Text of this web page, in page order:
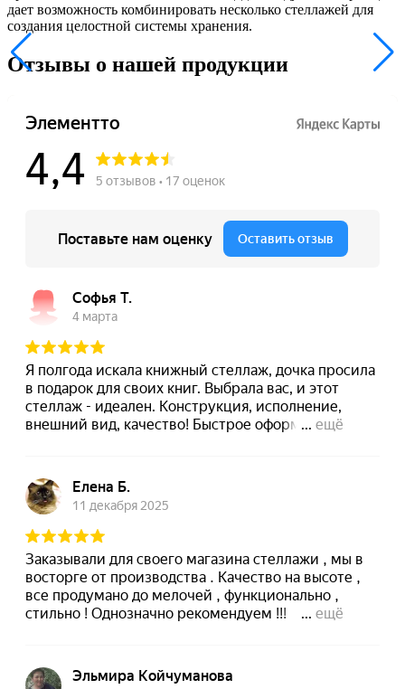
дает возможность комбинировать несколько стеллажей для
создания целостной системы хранения.
Отзывы о нашей продукции